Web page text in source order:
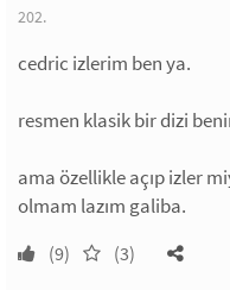
202.
cedric izlerim ben ya.
resmen klasik bir dizi
ama özellikle açıp izler
olmam lazım galiba.
(9) (3)